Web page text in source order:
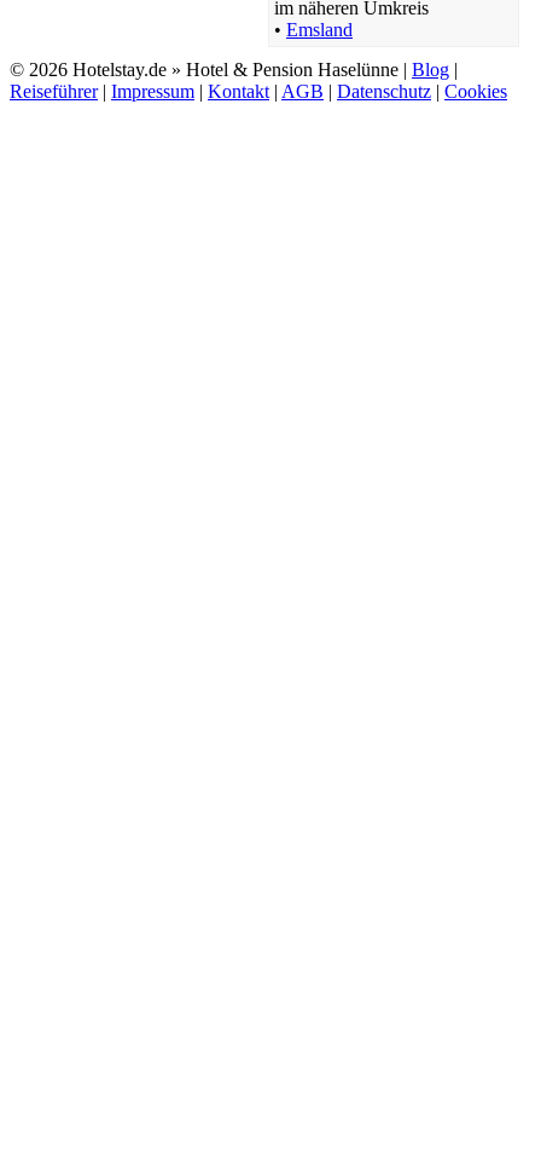
im näheren Umkreis
• Emsland
© 2026 Hotelstay.de » Hotel & Pension Haselünne | Blog |
Reiseführer| Impressum | Kontakt | AGB | Datenschutz | Cookies